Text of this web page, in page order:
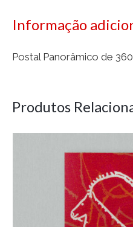
Informação
Postal Panorâmico de
Produtos